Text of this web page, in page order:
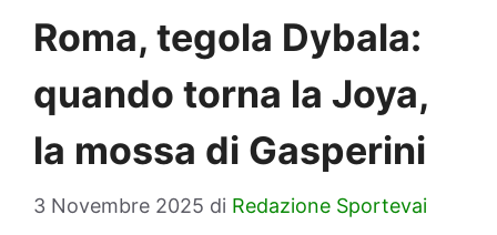
Roma, tegola Dybala:
quando torna la Joya,
la mossa di Gasperini
3 Novembre 2025 di Redazione Sportevai